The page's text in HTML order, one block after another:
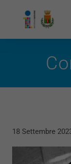
18 Settembre